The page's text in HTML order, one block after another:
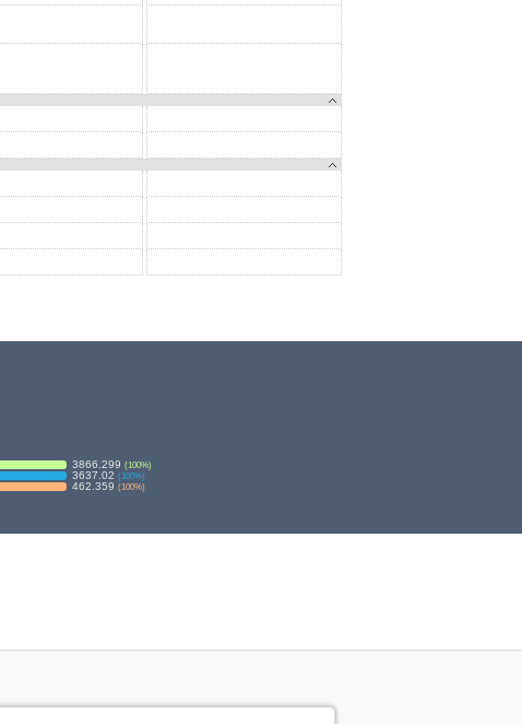
3866.299 (100%)
3637.02 (100%)
462.359 (100%)